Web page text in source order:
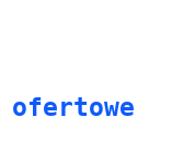
ofertowe